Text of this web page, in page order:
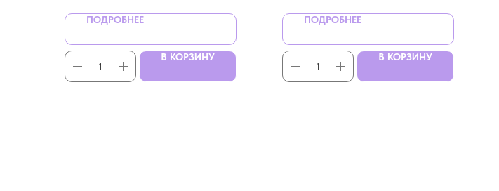
ПОДРОБНЕЕ
В КОРЗИНУ
ПОДРОБНЕЕ
В КОРЗИНУ